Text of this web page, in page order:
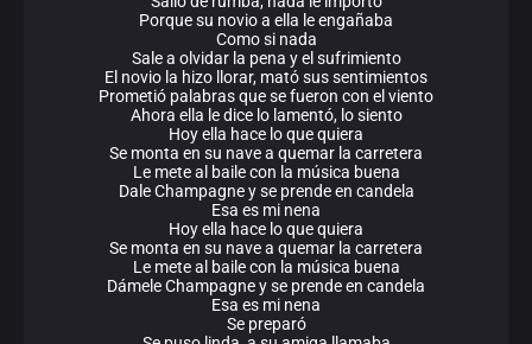
Porque su novio a ella le engañaba
Como si nada
Sale a olvidar la pena y el sufrimiento
El novio la hizo llorar, mató sus sentimientos
Prometió palabras que se fueron con el viento
Ahora ella le dice lo lamentó, lo siento
Hoy ella hace lo que quiera
Se monta en su nave a quemar la carretera
Le mete al baile con la música buena
Dale Champagne y se prende en candela
Esa es mi nena
Hoy ella hace lo que quiera
Se monta en su nave a quemar la carretera
Le mete al baile con la música buena
Dámele Champagne y se prende en candela
Esa es mi nena
Se preparó